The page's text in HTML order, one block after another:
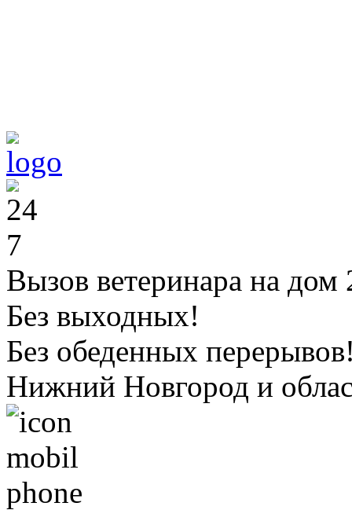
Вызов ветеринара на дом
Без выходных!
Без обеденных
Нижний Новгород и